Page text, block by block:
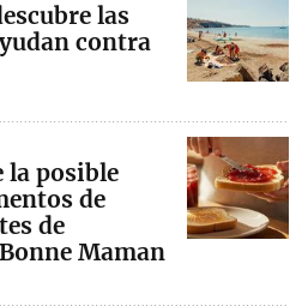
las
contra
la posible
de
de
Maman